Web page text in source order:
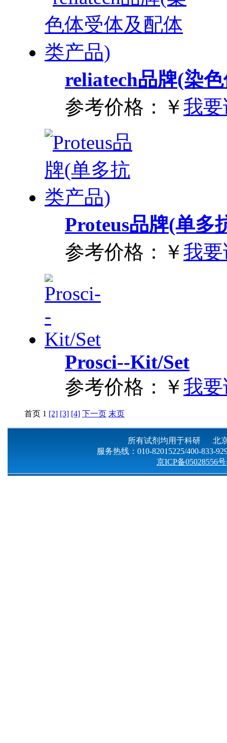
reliatech品牌(染
参考价格：
￥我
Proteus品牌(单多
参考价格：
￥我
Prosci--Kit/Set
参考价格：
￥我
首页 1 [2] [3] [4] 下一页 末页
所有试剂均用于科研 北
服务热线：010-82015225/400-833-
京ICP备05028556